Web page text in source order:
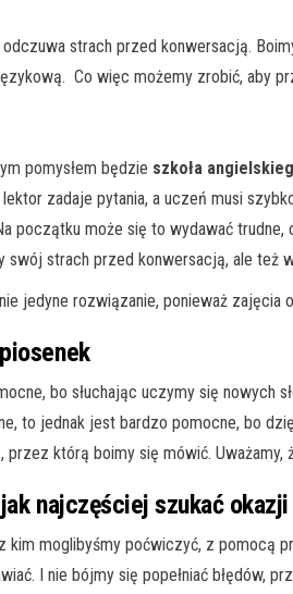
strach przed konwersacją.
Co więc możemy zrobić, aby
pomysłem będzie szkoła
zadaje pytania, a uczeń musi
początku może się to wydawać
swój strach przed konwersacją, ale też
jedyne rozwiązanie, ponieważ zajęcia
bo słuchając uczymy się nowych
to jednak jest bardzo pomocne, bo
którą boimy się mówić.
najczęściej szukać
kim moglibyśmy poćwiczyć, z pomocą
I nie bójmy się popełniać